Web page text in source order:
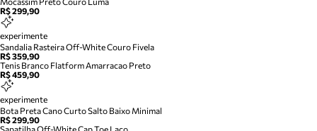
R$ 299,90
experimente
Sandalia Rasteira Off-White Couro Fivela
R$ 359,90
Tenis Branco Flatform Amarracao Preto
R$ 459,90
experimente
Bota Preta Cano Curto Salto Baixo Minimal
R$ 299,90
Sapatilha Off-White Cap Toe Laco